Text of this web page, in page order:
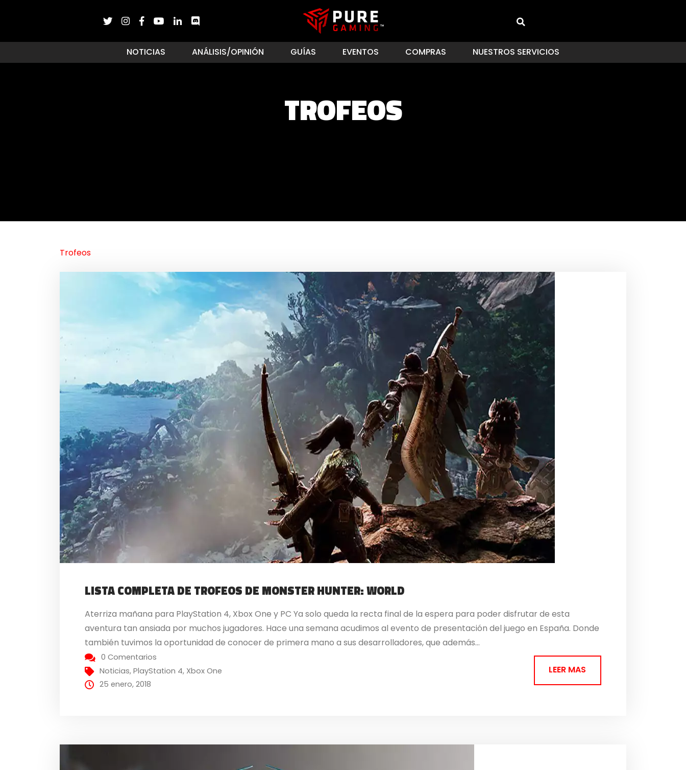
NOTICIAS ANÁLISIS/OPINIÓN GUÍAS EVENTOS COMPRAS NUESTROS SERVICIOS
TROFEOS
Trofeos
LISTA COMPLETA DE TROFEOS DE MONSTER HUNTER: WORLD
Aterriza mañana para PlayStation 4, Xbox One y PC Ya solo queda la recta final de la espera para poder disfrutar de esta
aventura tan ansiada por muchos jugadores. Hace una semana acudimos al evento de presentación del juego en España. Donde
también tuvimos la oportunidad de conocer de primera mano a sus desarrolladores, que además...
0 Comentarios
Noticias,PlayStation 4, Xbox One
25 enero, 2018
LEER MAS